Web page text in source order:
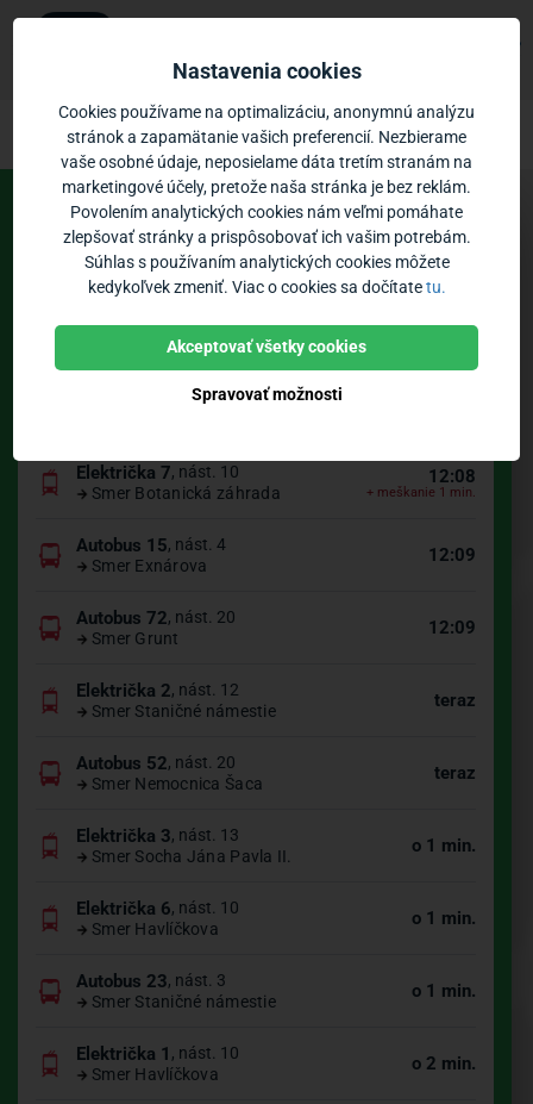
Prejsť na obsahUbian - odchody MHD Košice,
Odchody zo zastávky
Košice, Námestie osloboditeľov
Podľa odchodu Podľa čísla
, nást. 3
Električka 7, nást. 10
Smer Botanická záhrada
12:08
+ meškanie 1 min.
Autobus 15, nást. 4
Smer Exnárova
12:09
Autobus 72, nást. 20
Smer Grunt
12:09
Električka 2, nást. 12
Smer Staničné námestie
teraz
Autobus 52, nást. 20
Smer Nemocnica Šaca
teraz
Električka 3, nást. 13
Smer Socha Jána Pavla II.
o 1 min.
Električka 6, nást. 10
Smer Havlíčkova
o 1 min.
Autobus 23, nást. 3
Smer Staničné námestie
o 1 min.
Električka 1 , nást. 10
Smer Havlíčkova
o 2 min.
0Priblíženie:
Zadarmo - v Google Play
Zobraziť
Nastavenia cookies
Cookies používame na optimalizáciu, anonymnú analýzu
stránok a zapamätanie vašich preferencií. Nezbierame
vaše osobné údaje, neposielame dáta tretím stranám na
marketingové účely, pretože naša stránka je bez reklám.
Povolením analytických cookies nám veľmi pomáhate
zlepšovať stránky a prispôsobovať ich vašim potrebám.
Súhlas s používaním analytických cookies môžete
kedykoľvek zmeniť. Viac o cookies sa dočítatetu.
Spravovať možnosti
Akceptovať všetky cookies